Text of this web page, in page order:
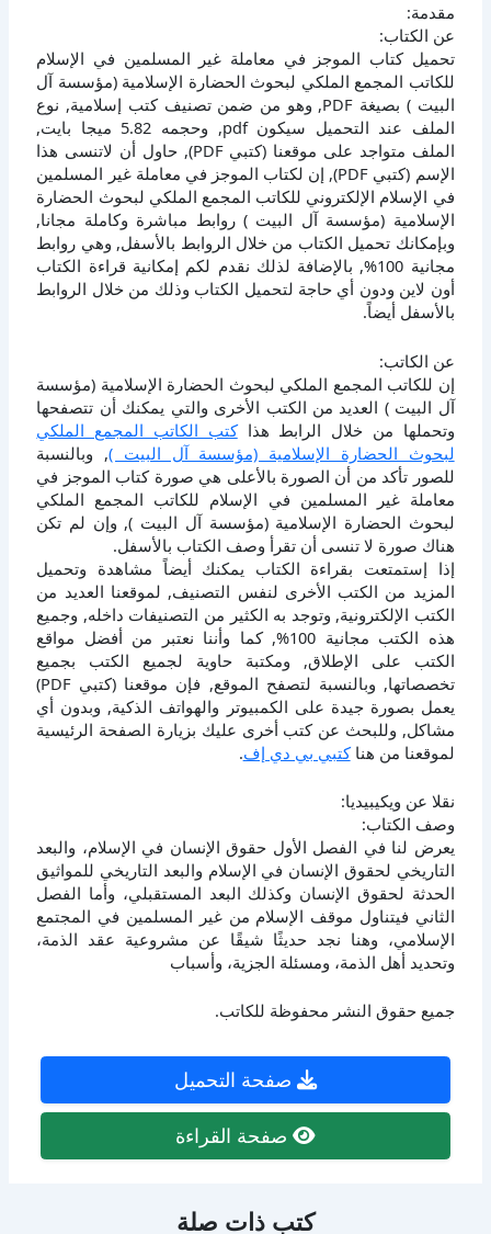
مقدمة:
عن الكتاب:
تحميل كتاب الموجز في معاملة غير المسلمين في الإسلام
للكاتب المجمع الملكي لبحوث الحضارة الإسلامية (مؤسسة آل
البيت ) بصيغة PDF, وهو من ضمن تصنيف كتب إسلامية, نوع
الملف عند التحميل سيكون pdf, وحجمه 5.82 ميجا بايت,
الملف متواجد على موقعنا (كتبي PDF), حاول أن لاتنسى هذا
الإسم (كتبي PDF), إن لكتاب الموجز في معاملة غير المسلمين
في الإسلام الإلكتروني للكاتب المجمع الملكي لبحوث الحضارة
الإسلامية (مؤسسة آل البيت ) روابط مباشرة وكاملة مجانا,
وبإمكانك تحميل الكتاب من خلال الروابط بالأسفل, وهي روابط
مجانية 100%, بالإضافة لذلك نقدم لكم إمكانية قراءة الكتاب
أون لاين ودون أي حاجة لتحميل الكتاب وذلك من خلال الروابط
بالأسفل أيضاً.
عن الكاتب:
إن للكاتب المجمع الملكي لبحوث الحضارة الإسلامية (مؤسسة
آل البيت ) العديد من الكتب الأخرى والتي يمكنك أن تتصفحها
وتحملها من خلال الرابط هذاكتب الكاتب المجمع الملكي
لبحوث الحضارة الإسلامية (مؤسسة آل البيت ), وبالنسبة
للصور تأكد من أن الصورة بالأعلى هي صورة كتاب الموجز في
معاملة غير المسلمين في الإسلام للكاتب المجمع الملكي
لبحوث الحضارة الإسلامية (مؤسسة آل البيت ), وإن لم تكن
هناك صورة لا تنسى أن تقرأ وصف الكتاب بالأسفل.
إذا إستمتعت بقراءة الكتاب يمكنك أيضاً مشاهدة وتحميل
المزيد من الكتب الأخرى لنفس التصنيف, لموقعنا العديد من
الكتب الإلكترونية, وتوجد به الكثير من التصنيفات داخله, وجميع
هذه الكتب مجانية 100%, كما وأننا نعتبر من أفضل مواقع
الكتب على الإطلاق, ومكتبة حاوية لجميع الكتب بجميع
تخصصاتها, وبالنسبة لتصفح الموقع, فإن موقعنا (كتبي PDF)
يعمل بصورة جيدة على الكمبيوتر والهواتف الذكية, وبدون أي
مشاكل, وللبحث عن كتب أخرى عليك بزيارة الصفحة الرئيسية
لموقعنا من هناكتبي بي دي إف.
نقلا عن ويكيبيديا:
وصف الكتاب:
يعرض لنا في الفصل الأول حقوق الإنسان في الإسلام، والبعد
التاريخي لحقوق الإنسان في الإسلام والبعد التاريخي للمواثيق
الحدثة لحقوق الإنسان وكذلك البعد المستقبلي، وأما الفصل
الثاني فيتناول موقف الإسلام من غير المسلمين في المجتمع
الإسلامي، وهنا نجد حديثًا شيقًا عن مشروعية عقد الذمة،
وتحديد أهل الذمة، ومسئلة الجزية، وأسباب
جميع حقوق النشر محفوظة للكاتب.
صفحة التحميل
صفحة القراءة
كتب ذات صلة